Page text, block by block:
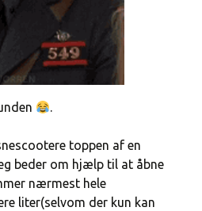
.
toppen af en
beder om hjælp til at åbne
nærmest hele
liter(selvom der kun kan